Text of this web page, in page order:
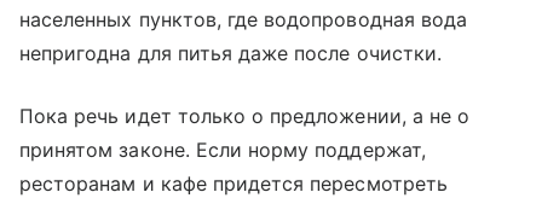
населенных пунктов, где водопроводная вода
непригодна для питья даже после очистки.
Пока речь идет только о предложении, а не о
принятом законе. Если норму поддержат,
ресторанам и кафе придется пересмотреть